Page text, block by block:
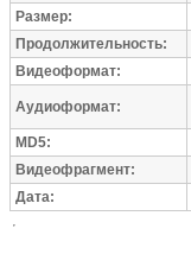
Размер:
Продолжительность:
Видеоформат:
Аудиоформат:
MD5:
Видеофрагмент:
Дата: